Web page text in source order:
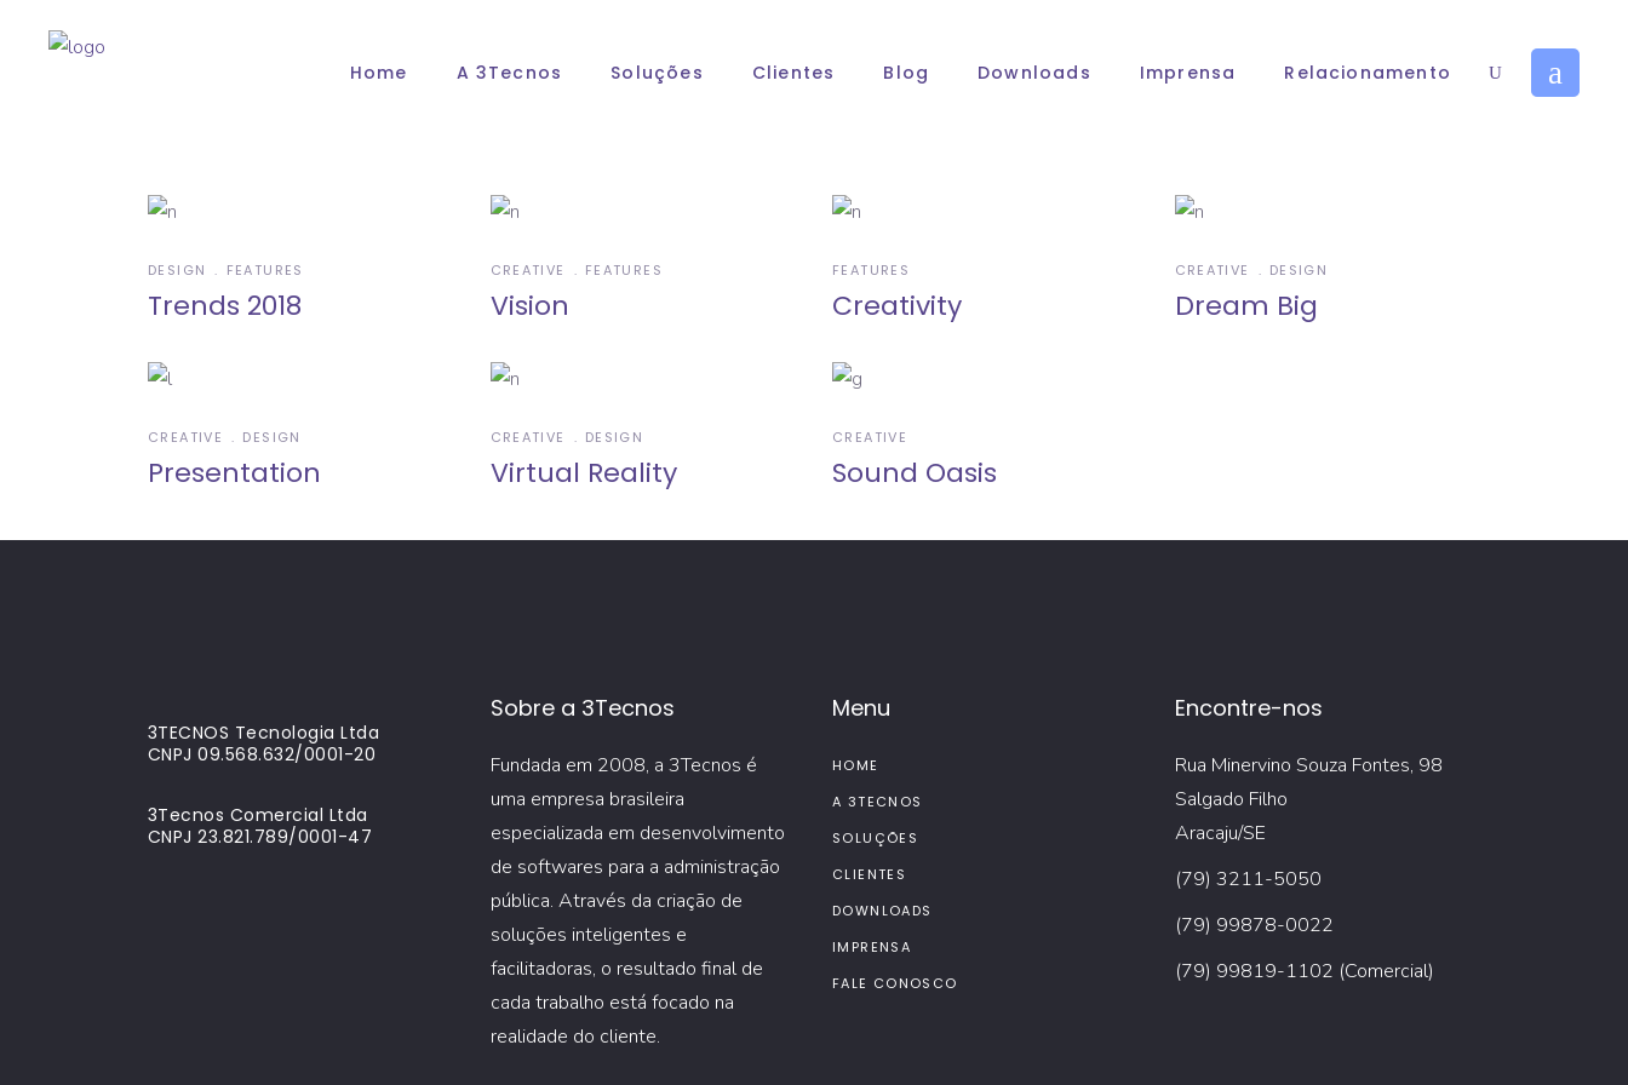
Home A 3Tecnos Soluções Clientes Blog Downloads Imprensa Relacionamento
DESIGN FEATURES
Trends 2018
CREATIVE FEATURES
Vision
FEATURES
Creativity
CREATIVE DESIGN
Dream Big
CREATIVE DESIGN
Presentation
CREATIVE DESIGN
Virtual Reality
CREATIVE
Sound Oasis
3TECNOS Tecnologia Ltda
CNPJ 09.568.632/0001-20
3Tecnos Comercial Ltda
CNPJ 23.821.789/0001-47
Sobre a 3Tecnos
Fundada em 2008, a 3Tecnos é
uma empresa brasileira
especializada em desenvolvimento
de softwares para a administração
pública. Através da criação de
soluções inteligentes e
facilitadoras, o resultado final de
cada trabalho está focado na
realidade do cliente.
Menu
HOME
A 3TECNOS
SOLUÇÕES
CLIENTES
DOWNLOADS
IMPRENSA
FALE CONOSCO
Encontre-nos
Rua Minervino Souza Fontes, 98
Salgado Filho
Aracaju/SE
(79) 3211-5050
(79) 99878-0022
(79) 99819-1102 (Comercial)